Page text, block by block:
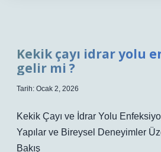
Kekik çayı idrar yolu
gelir mi ?
Tarih: Ocak 2, 2026
Kekik Çayı ve İdrar Yolu
Yapılar ve Bireysel Deneyimler
Bakış